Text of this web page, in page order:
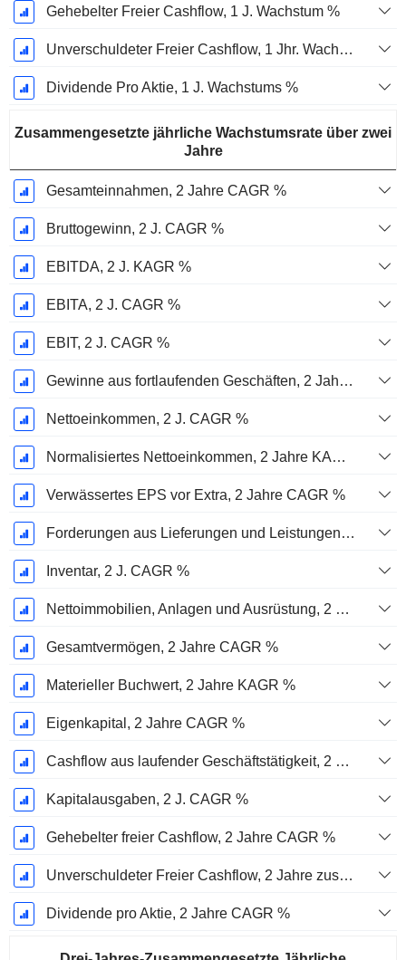
Gehebelter Freier Cashflow, 1 J. Wachstum %
Unverschuldeter Freier Cashflow, 1 Jhr. Wachstum %
Dividende Pro Aktie, 1 J. Wachstums %
Zusammengesetzte jährliche Wachstumsrate über zwei
Jahre
Gesamteinnahmen, 2 Jahre CAGR %
Bruttogewinn, 2 J. CAGR %
EBITDA, 2 J. KAGR %
EBITA, 2 J. CAGR %
EBIT, 2 J. CAGR %
Gewinne aus fortlaufenden Geschäften, 2 Jahre. CAGR %
Nettoeinkommen, 2 J. CAGR %
Normalisiertes Nettoeinkommen, 2 Jahre KAGR %
Verwässertes EPS vor Extra, 2 Jahre CAGR %
Forderungen aus Lieferungen und Leistungen, 2 J. CAGR %
Inventar, 2 J. CAGR %
Nettoimmobilien, Anlagen und Ausrüstung, 2 Jahre. CAGR %
Gesamtvermögen, 2 Jahre CAGR %
Materieller Buchwert, 2 Jahre KAGR %
Eigenkapital, 2 Jahre CAGR %
Cashflow aus laufender Geschäftstätigkeit, 2 Jahre CAGR %
Kapitalausgaben, 2 J. CAGR %
Gehebelter freier Cashflow, 2 Jahre CAGR %
Unverschuldeter Freier Cashflow, 2 Jahre zusammengesetzte jährliche Wachstumsrate %
Dividende pro Aktie, 2 Jahre CAGR %